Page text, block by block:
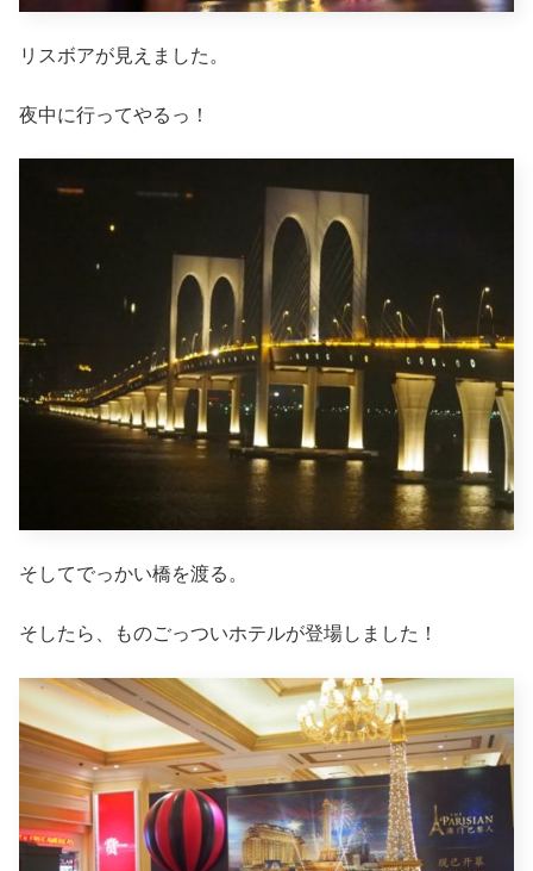
リスボアが見えました。
夜中に行ってやるっ！
そしてでっかい橋を渡る。
そしたら、ものごっついホテルが登場しました！